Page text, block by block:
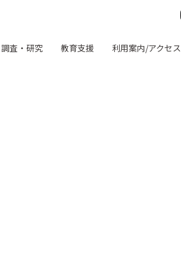
調査・研究 教育支援 利用案内/アクセス